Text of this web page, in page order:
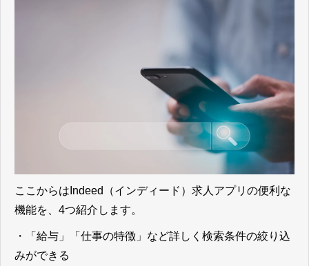
ここからはIndeed（インディード）求人アプリの便利な
機能を、4つ紹介します。
・「給与」「仕事の特徴」など詳しく検索条件の絞り込
みができる